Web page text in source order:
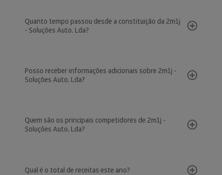
Quanto tempo passou desde a constituição da 2m1j
- Soluções Auto, Lda?
Posso receber informações adicionais sobre 2m1j -
Soluções Auto, Lda?
Quem são os principais competidores de 2m1j -
Soluções Auto, Lda?
Qual é o total de receitas este ano?